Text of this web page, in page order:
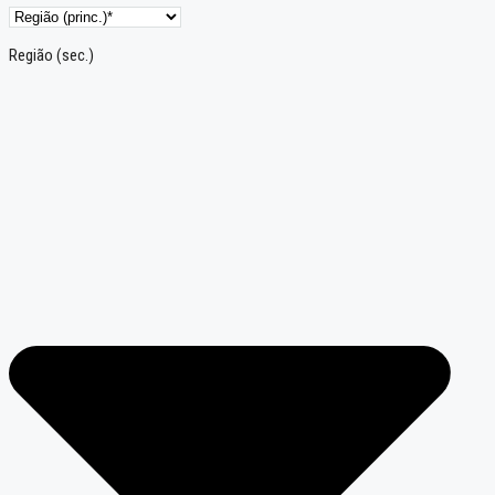
Região (sec.)